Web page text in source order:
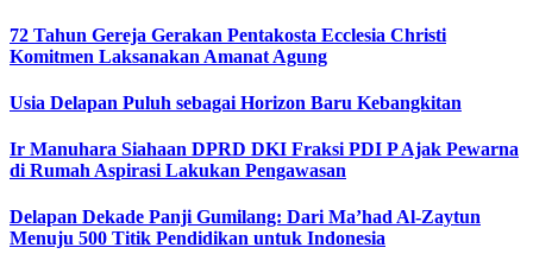
72 Tahun Gereja Gerakan Pentakosta Ecclesia Christi
Komitmen Laksanakan Amanat Agung
Usia Delapan Puluh sebagai Horizon Baru Kebangkitan
Ir Manuhara Siahaan DPRD DKI Fraksi PDI P Ajak Pewarna
di Rumah Aspirasi Lakukan Pengawasan
Delapan Dekade Panji Gumilang: Dari Ma’had Al-Zaytun
Menuju 500 Titik Pendidikan untuk Indonesia